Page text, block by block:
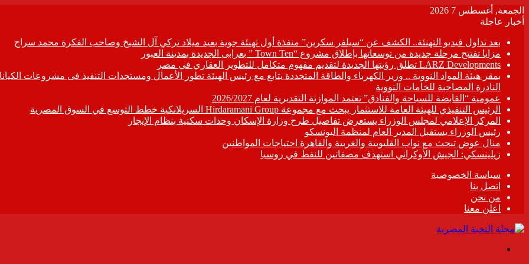
الجمعة, أغسطس 7 2026
أخبار عاجلة
بعد تداول فيديو التهنئة.. الكشف عن “سيلفر سكرين” منفذة أول تهنئة جوية بعيد ميلاد تركي آل الشيخ وصاحب الفكرة محمد سراج
مزايا تفتتح مرحلة جديدة من توسعاتها بإطلاق مشروع “Town Ten ” بعرابى الجديدة بمدينة العبور
LARZ Developments تطلق رؤيتها الجديدة لتقديم مفهوم متكامل للتطوير العقاري في مصر
بمقر هيئة المواد النووية .. وزير الكهرباء والطاقة المتجددة يتابع مع رئيس الهيئة تطور الأعمال ومستجدات التنفيذ فى مشروعات
النادرة المصاحبة للخامات النووية
عمومية “القابضة للسياحة والفنادق” تعتمد الموازنة التقديرية لعام 2026/2027
الرئيس التنفيذي للهيئة العامة للاستثمار يبحث مع مجموعة Hirdaramani Group السريلانكية خطط التوسع في السوق المصرية
المركز الإعلامي لمجلس الوزراء يستعرض تفاصيل طرح وزارة الإسكان وحدات سكنية بنظام الإيجار
رئيس الوزراء يستقبل المدير العام لمنظمة اليونسكو
منال عوض تبحث مع نواب القليوبية والغربية والقاهرة احتياجات المواطنين
زيلينسكي: الجيش الأوكراني استهدف مصفاتين للنفط في روسيا
سياسة الخصوصية
اتصل بنا
من نحن
اعلن معنا